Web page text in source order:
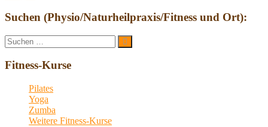
Suchen (Physio/Naturheilpraxis/Fitness und Ort):
Suche
nach:
Suchen
Fitness-Kurse
Pilates
Yoga
Zumba
Weitere Fitness-Kurse